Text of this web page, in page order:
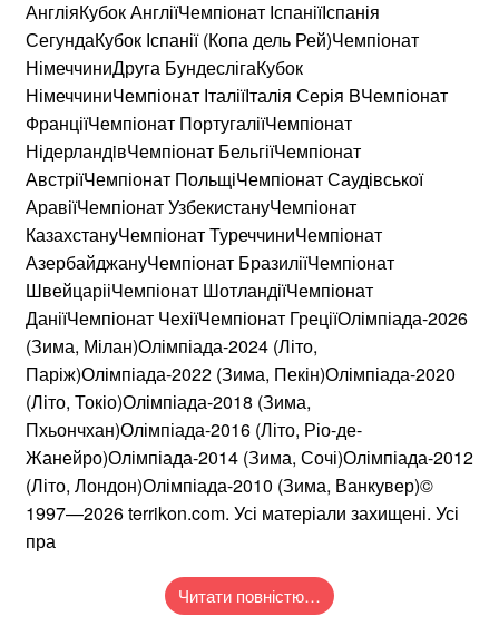
АнгліяКубок АнгліїЧемпіонат ІспаніїІспанія
СегундаКубок Іспанії (Копа дель Рей)Чемпіонат
НімеччиниДруга БундеслігаКубок
НімеччиниЧемпіонат ІталіїІталія Серія BЧемпіонат
ФранціїЧемпіонат ПортугаліїЧемпіонат
НідерландiвЧемпіонат БельгіїЧемпіонат
АвстріїЧемпіонат ПольщіЧемпіонат Саудівської
АравіїЧемпіонат УзбекистануЧемпіонат
КазахстануЧемпіонат ТуреччиниЧемпіонат
АзербайджануЧемпіонат БразиліїЧемпіонат
ШвейцарііЧемпіонат ШотландіїЧемпіонат
ДаніїЧемпіонат ЧехіїЧемпіонат ГреціїОлімпіада-2026
(Зима, Мілан)Олімпіада-2024 (Літо,
Паріж)Олімпіада-2022 (Зима, Пекін)Олімпіада-2020
(Літо, Токіо)Олімпіада-2018 (Зима,
Пхьончхан)Олімпіада-2016 (Літо, Ріо-де-
Жанейро)Олімпіада-2014 (Зима, Сочі)Олімпіада-2012
(Літо, Лондон)Олімпіада-2010 (Зима, Ванкувер)©
1997—2026 terrikon.com. Усі матеріали захищені. Усі
пра
Читати повністю…